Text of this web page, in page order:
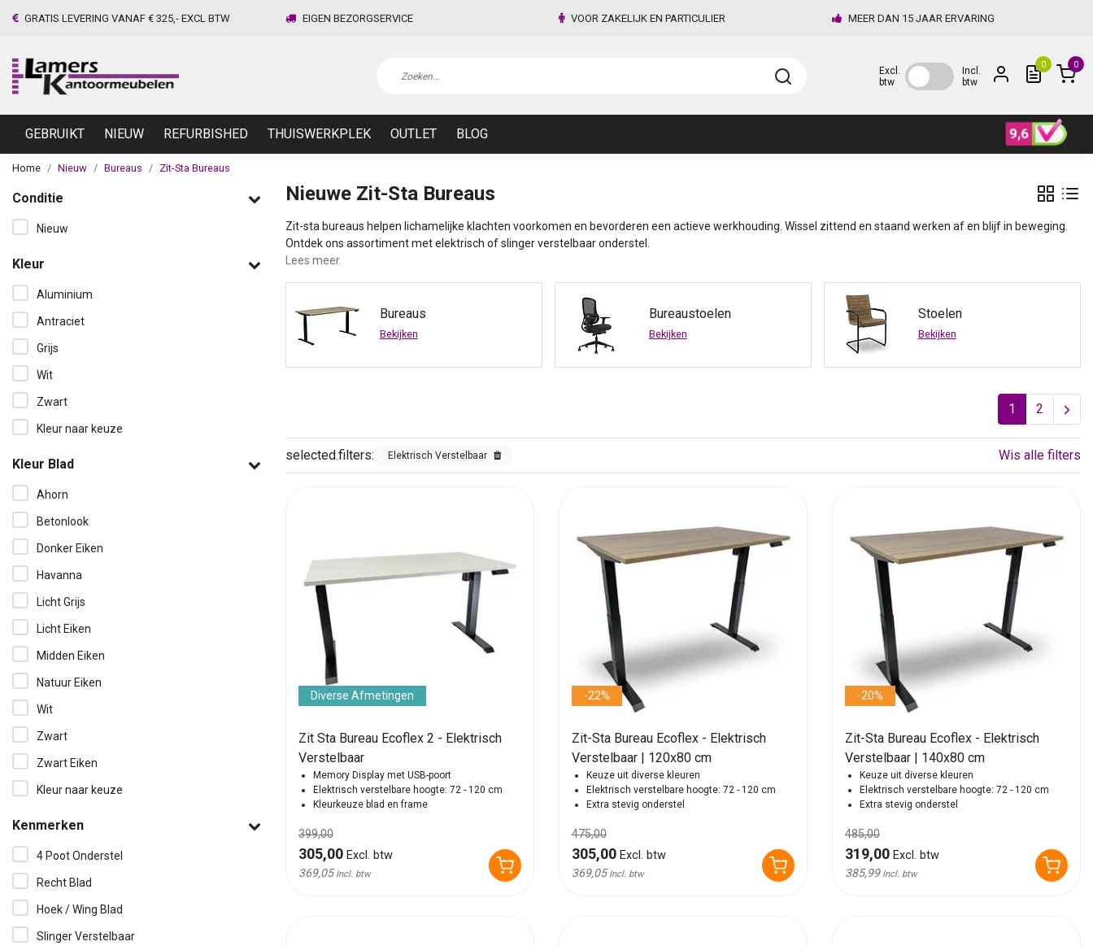
GRATIS LEVERING VANAF € 325,- EXCL BTW EIGEN BEZORGSERVICE VOOR ZAKELIJK EN PARTICULIER MEER DAN 15 JAAR ERVARING
Excl.
btw
Incl.
btw
0 0
GEBRUIKT NIEUW REFURBISHED THUISWERKPLEK OUTLET BLOG
Home Nieuw Bureaus Zit-Sta Bureaus
Conditie
Nieuw
Kleur
Aluminium
Antraciet
Grijs
Wit
Zwart
Kleur naar keuze
Kleur Blad
Ahorn
Betonlook
Donker Eiken
Havanna
Licht Grijs
Licht Eiken
Midden Eiken
Natuur Eiken
Wit
Zwart
Zwart Eiken
Kleur naar keuze
Kenmerken
4 Poot Onderstel
Recht Blad
Hoek / Wing Blad
Slinger Verstelbaar
Nieuwe Zit-Sta Bureaus
Zit-sta bureaus helpen lichamelijke klachten voorkomen en bevorderen een actieve werkhouding. Wissel zittend en staand werken af en blijf in beweging.
Ontdek ons assortiment met elektrisch of slinger verstelbaar onderstel.
Lees meer.
Bureaus
Bekijken
Bureaustoelen
Bekijken
Stoelen
Bekijken
1 2
selected.filters: Elektrisch Verstelbaar Wis alle filters
Diverse Afmetingen
Zit Sta Bureau Ecoflex 2 - Elektrisch
Verstelbaar
Memory Display met USB-poort
Elektrisch verstelbare hoogte: 72 - 120 cm
Kleurkeuze blad en frame
399,00
305,00 Excl. btw
369,05Incl. btw
-22%
Zit-Sta Bureau Ecoflex - Elektrisch
Verstelbaar | 120x80 cm
Keuze uit diverse kleuren
Elektrisch verstelbare hoogte: 72 - 120 cm
Extra stevig onderstel
475,00
305,00 Excl. btw
369,05Incl. btw
-20%
Zit-Sta Bureau Ecoflex - Elektrisch
Verstelbaar | 140x80 cm
Keuze uit diverse kleuren
Elektrisch verstelbare hoogte: 72 - 120 cm
Extra stevig onderstel
485,00
319,00 Excl. btw
385,99 Incl. btw